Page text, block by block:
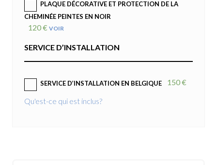
PLAQUE DÉCORATIVE ET PROTECTION DE LA
CHEMINÉE PEINTES EN NOIR
120 € VOIR
SERVICE D’INSTALLATION
SERVICE D’INSTALLATION EN BELGIQUE 150 €
Qu'est-ce qui est inclus?